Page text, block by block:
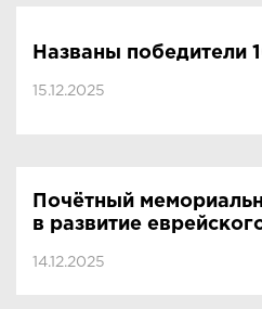
Названы победители
15.12.2025
Почётный
в развитие
14.12.2025